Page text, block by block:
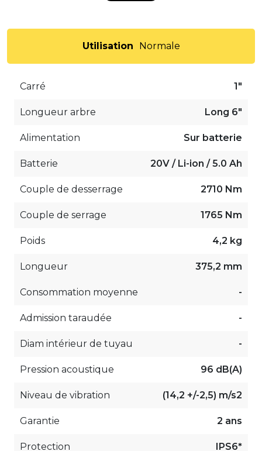
Utilisation Normale
Carré 1"
Longueur arbre Long 6"
Alimentation Sur batterie
Batterie 20V / Li-ion / 5.0 Ah
Couple de desserrage 2710 Nm
Couple de serrage 1765 Nm
Poids 4,2 kg
Longueur 375,2 mm
Consommation moyenne -
Admission taraudée -
Diam intérieur de tuyau -
Pression acoustique 96 dB(A)
Niveau de vibration (14,2 +/-2,5) m/s2
Garantie 2 ans
Protection IPS6*